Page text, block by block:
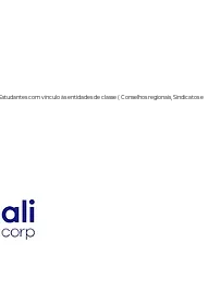
com vínculo às entidades de classe ( Conselhos regionais, Sindicatos e